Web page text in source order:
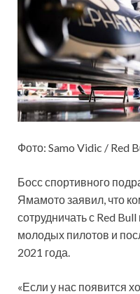
Фото: Samo Vidic / Red
Босс спортивного
Ямамото заявил, что
сотрудничать с Red
молодых пилотов и
2021 года.
«Если у нас появится